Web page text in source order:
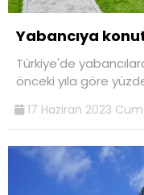
Yabancıya
Türkiye'de
önceki yıla göre
17 Haziran 2023